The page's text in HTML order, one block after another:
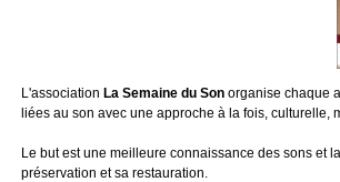
L'association La Semaine du Son organise chaque
liées au son avec une approche à la fois, culturelle,
Le but est une meilleure connaissance des sons et
préservation et sa restauration.